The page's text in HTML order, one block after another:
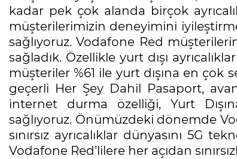
kadar pek çok alanda birçok
müşterilerimizin deneyimini
sağlıyoruz. Vodafone Red
sağladık. Özellikle yurt dışı
müşteriler %61 ile yurt dışına en
geçerli Her Şey Dahil Pasaport,
internet durma özelliği, Yurt
sağlıyoruz. Önümüzdeki dönemde
sınırsız ayrıcalıklar dünyasını 5G
Vodafone Red’lilere her açıdan